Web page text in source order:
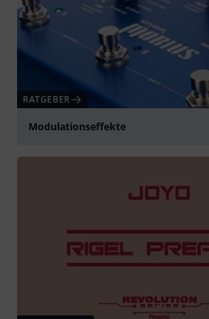
RATGEBER
Modulationseffekte